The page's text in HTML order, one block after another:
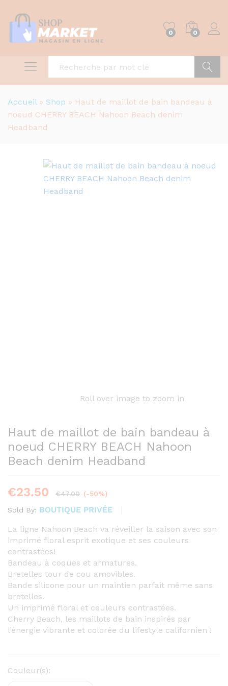
0 0
Accueil» Shop » Haut de maillot de bain bandeau à
noeud CHERRY BEACH Nahoon Beach denim
Headband
Roll over image to zoom in
Haut de maillot de bain bandeau à
noeud CHERRY BEACH Nahoon
Beach denim Headband
€23.50 €47.00 (-50%)
Sold By: BOUTIQUE PRIVÉE
La ligne Nahoon Beach va réveiller la saison avec son
imprimé floral esprit exotique et ses couleurs
contrastées!
Bandeau à coques et armatures.
Bretelles tour de cou amovibles.
Bande silicone pour un maintien parfait même sans
bretelles.
Un imprimé floral et couleurs contrastées.
Cherry Beach, les maillots de bain inspirés par
l’énergie vibrante et colorée du lifestyle californien !
Couleur(s):